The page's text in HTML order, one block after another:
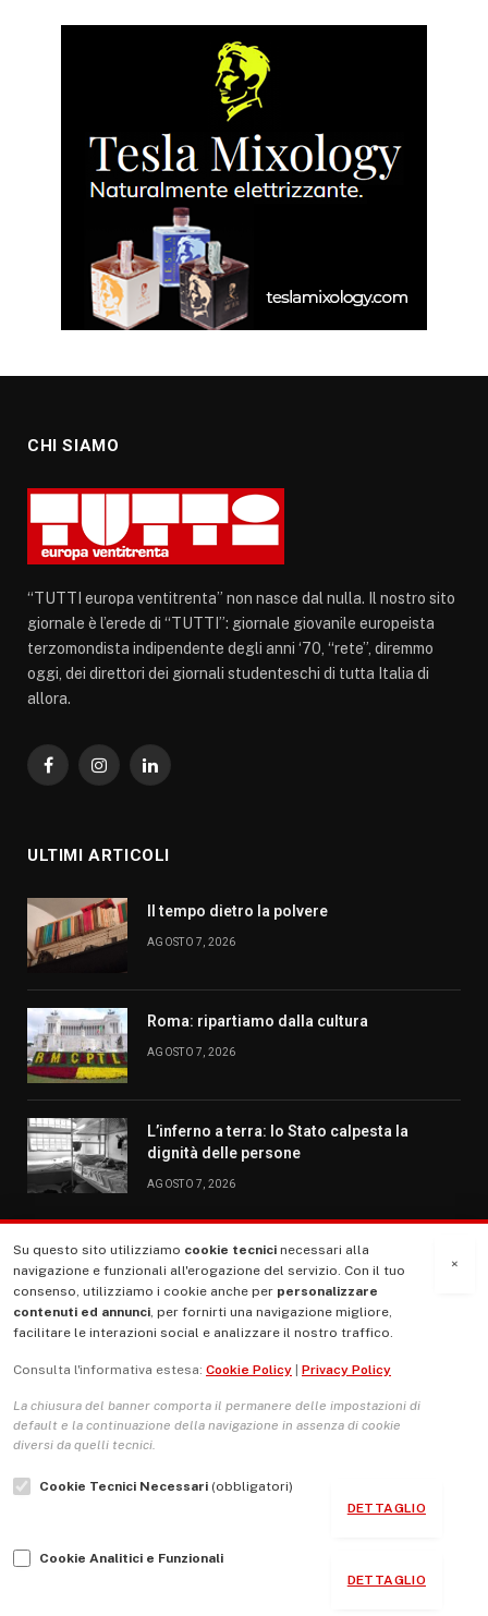
CHI SIAMO
“TUTTI europa ventitrenta” non nasce dal nulla. Il nostro sito
giornale è l’erede di “TUTTI”: giornale giovanile europeista
terzomondista indipendente degli anni ‘70, “rete”, diremmo
oggi, dei direttori dei giornali studenteschi di tutta Italia di
allora.
FacebookInstagramLinkedIn
ULTIMI ARTICOLI
Il tempo dietro la polvere
AGOSTO 7, 2026
Roma: ripartiamo dalla cultura
AGOSTO 7, 2026
L’inferno a terra: lo Stato calpesta la
dignità delle persone
AGOSTO 7, 2026
MENU
La Nostra Storia
Le Copertine
L’Associazione
Indirizzo Socio Politico Culturale
Guida per le autrici e gli autori
×
Su questo sito utilizziamo cookie tecnici necessari alla
navigazione e funzionali all'erogazione del servizio. Con il tuo
consenso, utilizziamo i cookie anche per personalizzare
contenuti ed annunci, per fornirti una navigazione migliore,
facilitare le interazioni social e analizzare il nostro traffico.
Consulta l'informativa estesa: Cookie Policy Privacy Policy
La chiusura del banner comporta il permanere delle impostazioni di
default e la continuazione della navigazione in assenza di cookie
diversi da quelli tecnici.
Cookie Tecnici Necessari (obbligatori)
DETTAGLIO
Cookie Analitici e Funzionali
DETTAGLIO